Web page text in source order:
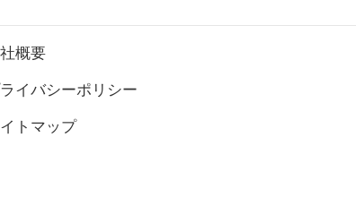
概要
イバシーポリシー
トマップ